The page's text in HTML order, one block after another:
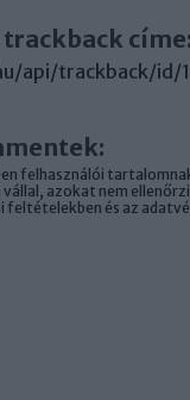
trackback címe:
api/trackback/id/
felhasználói
azokat nem
feltételekben és az